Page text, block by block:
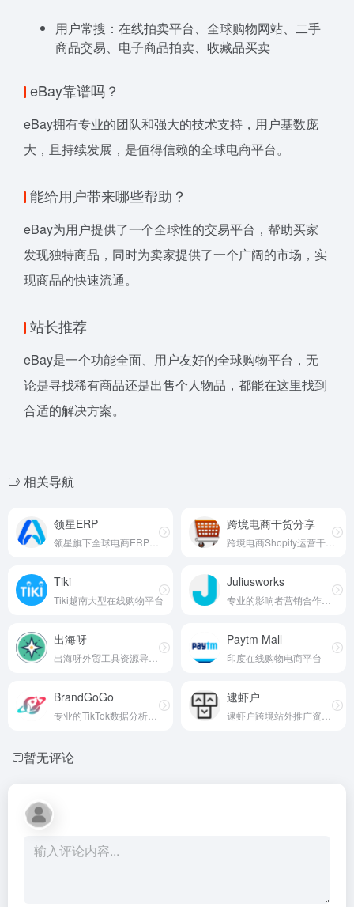
用户常搜：在线拍卖平台、全球购物网站、二手
商品交易、电子商品拍卖、收藏品买卖
eBay靠谱吗？
eBay拥有专业的团队和强大的技术支持，用户基数庞
大，且持续发展，是值得信赖的全球电商平台。
能给用户带来哪些帮助？
eBay为用户提供了一个全球性的交易平台，帮助买家
发现独特商品，同时为卖家提供了一个广阔的市场，实
现商品的快速流通。
站长推荐
eBay是一个功能全面、用户友好的全球购物平台，无
论是寻找稀有商品还是出售个人物品，都能在这里找到
合适的解决方案。
相关导航
领星ERP 跨境电商干货分享
Tiki
Tiki越南大型在线购物平台
Juliusworks
出海呀 Paytm Mall
印度在线购物电商平台
BrandGoGo 逮虾户
暂无评论